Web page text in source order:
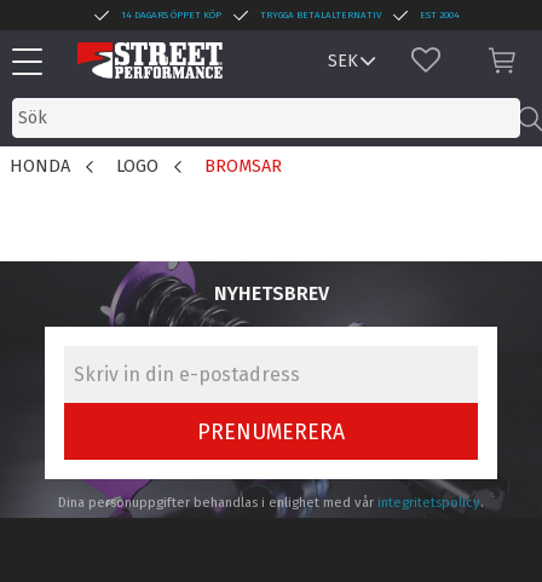
Meny
14 DAGARS ÖPPET KÖP TRYGGA BETALALTERNATIV EST 2004
FAVORITER
HONDA LOGO BROMSAR
NYHETSBREV
PRENUMERERA
Dina personuppgifter behandlas i enlighet med vår integritetspolicy.